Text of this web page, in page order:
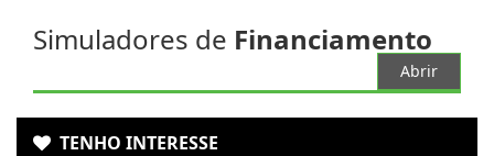
Simuladores de Financiamento
Abrir
TENHO INTERESSE